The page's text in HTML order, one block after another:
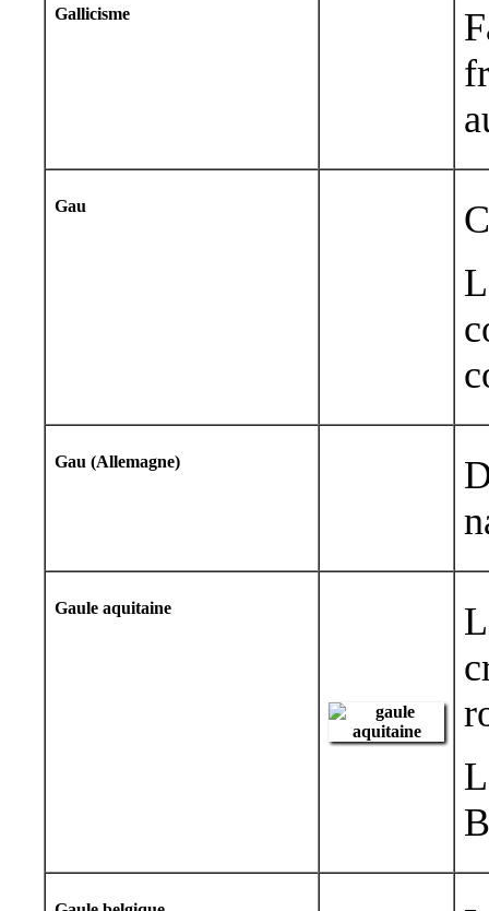
Gallicisme
Gau
Gau (Allemagne)
Gaule aquitaine